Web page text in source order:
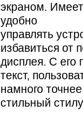
экраном.
удобно
управлять
избавиться от
дисплея. С его
текст,
намного
стильный